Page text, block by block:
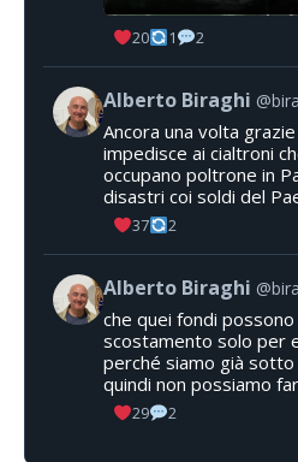
20 1 2
Alberto Biraghi
Ancora una volta
impedisce ai cialtroni
occupano poltrone in
disastri coi soldi del
37 2
Alberto Biraghi
che quei fondi
scostamento solo per
perché siamo già
quindi non possiamo
29 2